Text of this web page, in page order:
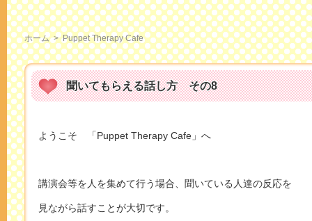
ホーム > Puppet Therapy Cafe
聞いてもらえる話し方 その8
ようこそ 「Puppet Therapy Cafe」へ
講演会等を人を集めて行う場合、聞いている人達の反応を
見ながら話すことが大切です。